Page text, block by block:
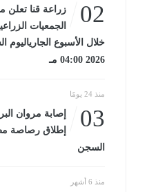
02
زراعة قنا تعلن
الجمعيات
2026 04:00 مـ
منذ 24 يومًا
03
إصابة مروان
إطلاق رصاصة
السجن
منذ 6 أشهر